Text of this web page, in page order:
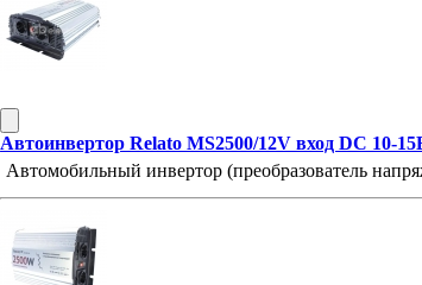
Автоинвертор Relato MS2500/12V вход DC 10-
Автомобильный инвертор (преобразователь